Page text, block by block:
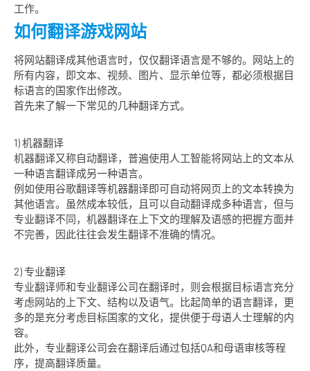
工作。
如何翻译游戏网站
将网站翻译成其他语言时，仅仅翻译语言是不够的。网站上的
所有内容，即文本、视频、图片、显示单位等，都必须根据目
标语言的国家作出修改。
首先来了解一下常见的几种翻译方式。
1) 机器翻译
机器翻译又称自动翻译，普遍使用人工智能将网站上的文本从
一种语言翻译成另一种语言。
例如使用谷歌翻译等机器翻译即可自动将网页上的文本转换为
其他语言。虽然成本较低，且可以自动翻译成多种语言，但与
专业翻译不同，机器翻译在上下文的理解及语感的把握方面并
不完善，因此往往会发生翻译不准确的情况。
2) 专业翻译
专业翻译师和专业翻译公司在翻译时，则会根据目标语言充分
考虑网站的上下文、结构以及语气。比起简单的语言翻译，更
多的是充分考虑目标国家的文化，提供便于母语人士理解的内
容。
此外，专业翻译公司会在翻译后通过包括QA和母语审核等程
序，提高翻译质量。